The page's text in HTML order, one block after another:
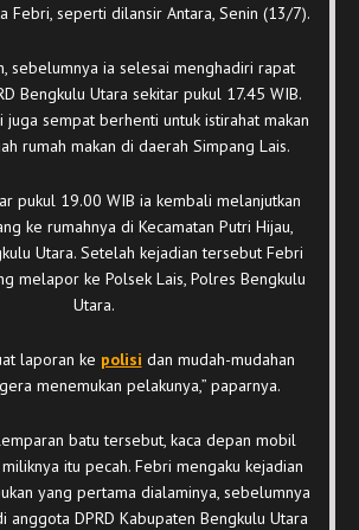
Febri, seperti dilansir Antara, Senin (13/7).
sebelumnya ia selesai menghadiri rapat
Bengkulu Utara sekitar pukul 17.45 WIB.
juga sempat berhenti untuk istirahat makan
rumah makan di daerah Simpang Lais.
pukul 19.00 WIB ia kembali melanjutkan
ke rumahnya di Kecamatan Putri Hijau,
Utara. Setelah kejadian tersebut Febri
melapor ke Polsek Lais, Polres Bengkulu
Utara.
laporan ke polisi dan mudah-mudahan
menemukan pelakunya,” paparnya.
batu tersebut, kaca depan mobil
itu pecah. Febri mengaku kejadian
yang pertama dialaminya, sebelumnya
anggota DPRD Kabupaten Bengkulu Utara